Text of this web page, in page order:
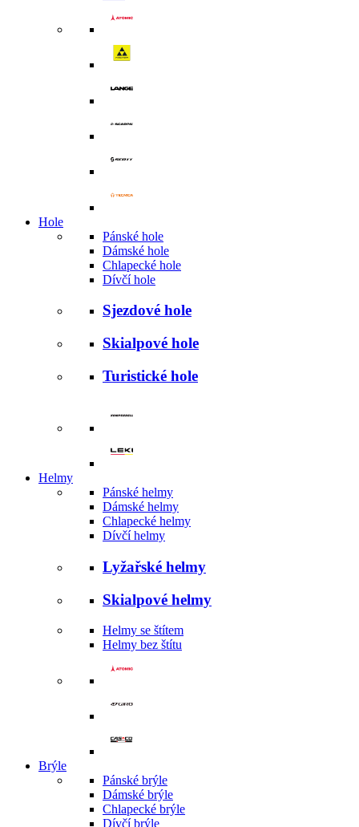
Hole
Pánské hole
Dámské hole
Chlapecké hole
Dívčí hole
Sjezdové hole
Skialpové hole
Turistické hole
Helmy
Pánské helmy
Dámské helmy
Chlapecké helmy
Dívčí helmy
Lyžařské helmy
Skialpové helmy
Helmy se štítem
Helmy bez štítu
Brýle
Pánské brýle
Dámské brýle
Chlapecké brýle
Dívčí brýle